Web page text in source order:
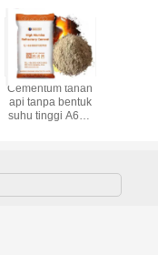
Cementum tahan
api tanpa bentuk
suhu tinggi A600
api untuk